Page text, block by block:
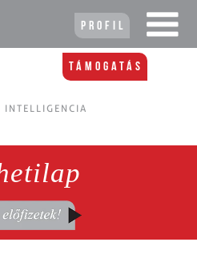
Profil
Támogatás
INTELLIGENCIA